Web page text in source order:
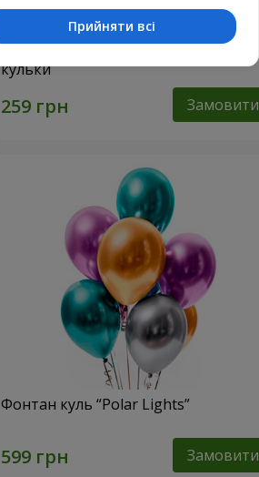
кульки
Замовити
Фонтан куль “Polar Lights”
Замовити
Прийняти всі